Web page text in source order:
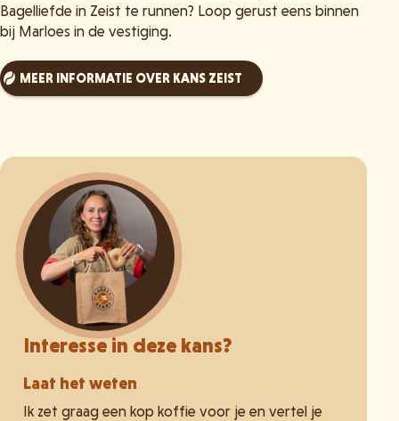
Bagelliefde in Zeist te runnen? Loop gerust eens binnen
bij Marloes in de vestiging.
MEER INFORMATIE OVER KANS ZEIST
Interesse in deze kans?
Laat het weten
Ik zet graag een kop koffie voor je en vertel je